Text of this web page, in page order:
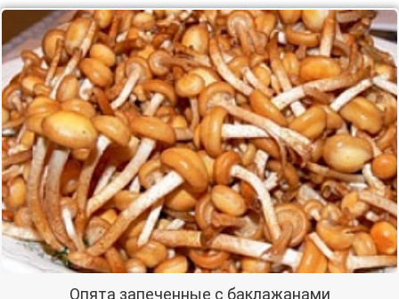
Опята запеченные с баклажанами